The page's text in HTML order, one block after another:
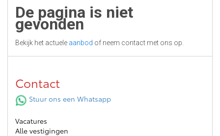
De pagina is niet
gevonden
Bekijk het actuele aanbod of neem contact met ons op.
Contact
Stuur ons een Whatsapp
Vacatures
Alle vestigingen